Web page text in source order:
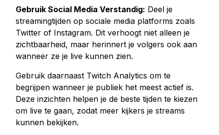
Gebruik Social Media Verstandig: Deel je
streamingtijden op sociale media platforms zoals
Twitter of Instagram. Dit verhoogt niet alleen je
zichtbaarheid, maar herinnert je volgers ook aan
wanneer ze je live kunnen zien.
Gebruik daarnaast Twitch Analytics om te
begrijpen wanneer je publiek het meest actief is.
Deze inzichten helpen je de beste tijden te kiezen
om live te gaan, zodat meer kijkers je streams
kunnen bekijken.